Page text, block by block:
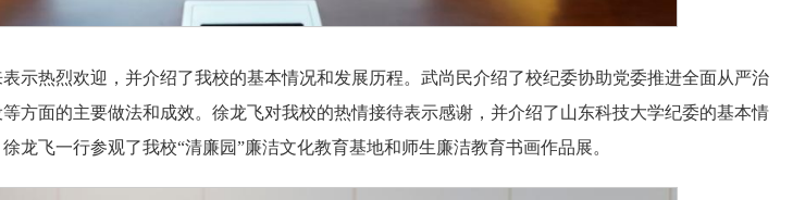
示热烈欢迎，并介绍了我校的基本情况和发展历程。武尚民介绍了校纪委协助党委推进全面从严治
方面的主要做法和成效。徐龙飞对我校的热情接待表示感谢，并介绍了山东科技大学纪委的基本情
龙飞一行参观了我校“清廉园”廉洁文化教育基地和师生廉洁教育书画作品展。